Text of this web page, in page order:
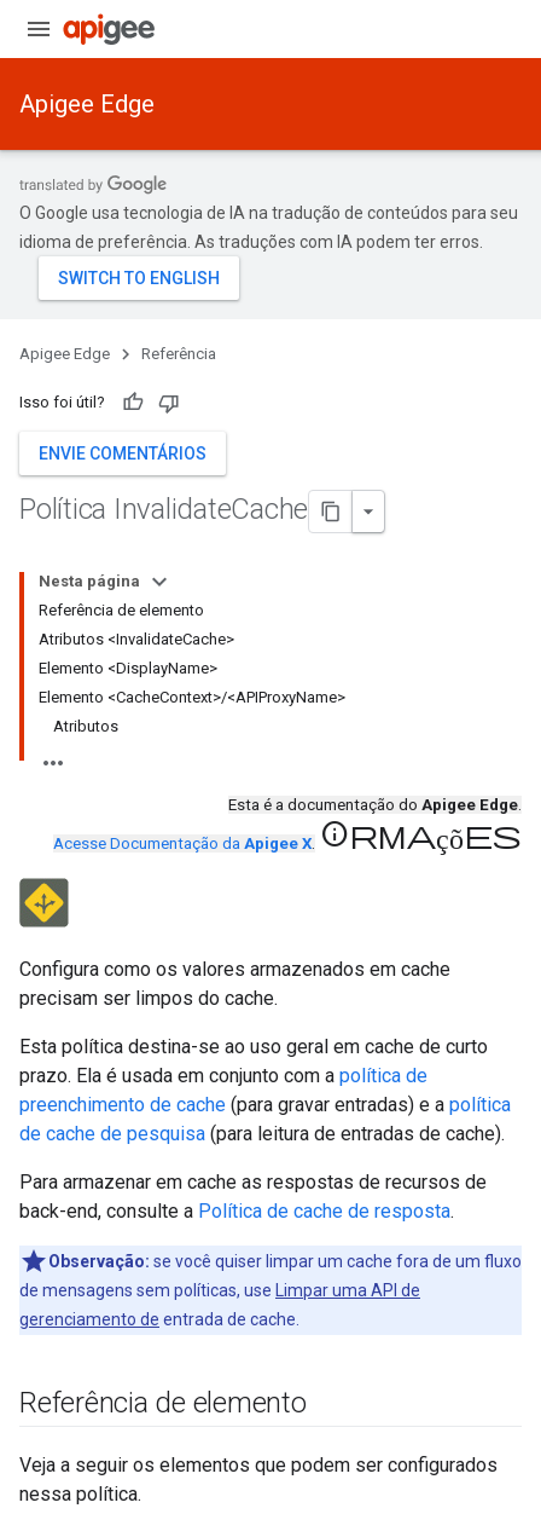
Apigee Edge
O Google usa tecnologia de IA na tradução de conteúdos para seu
idioma de preferência. As traduções com IA podem ter erros.
Apigee Edge Referência
Isso foi útil?
ENVIE COMENTÁRIOS
Política InvalidateCache
Nesta página
Referência de elemento
Atributos <InvalidateCache>
Elemento <DisplayName>
Elemento <CacheContext>/<APIProxyName>
Atributos
Esta é a documentação do Apigee Edge.
Acesse Documentação da Apigee X. informações
Configura como os valores armazenados em cache
precisam ser limpos do cache.
Esta política destina-se ao uso geral em cache de curto
prazo. Ela é usada em conjunto com a política de
preenchimento de cache (para gravar entradas) e a política
de cache de pesquisa (para leitura de entradas de cache).
Para armazenar em cache as respostas de recursos de
back-end, consulte a Política de cache de resposta.
Observação: se você quiser limpar um cache fora de um fluxo
de mensagens sem políticas, use
Limpar uma API de
gerenciamento de entrada de cache.
Referência de elemento
Veja a seguir os elementos que podem ser configurados
nessa política.